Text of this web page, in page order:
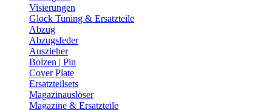
Visierungen
Glock Tuning & Ersatzteile
Abzug
Abzugsfeder
Auszieher
Bolzen | Pin
Cover Plate
Ersatzteilsets
Magazinauslöser
Magazine & Ersatzteile